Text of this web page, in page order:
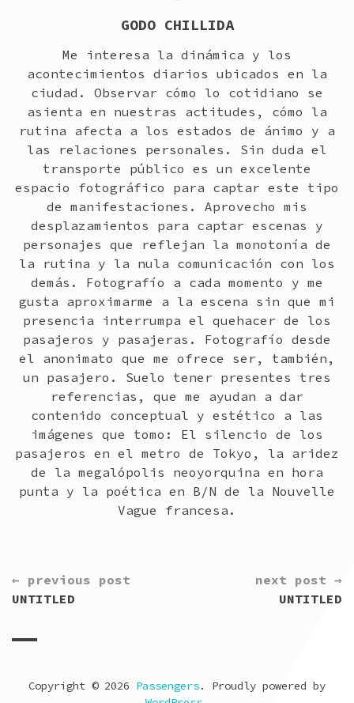
GODO CHILLIDA
Me interesa la dinámica y los
acontecimientos diarios ubicados en la
ciudad. Observar cómo lo cotidiano se
asienta en nuestras actitudes, cómo la
rutina afecta a los estados de ánimo y a
las relaciones personales. Sin duda el
transporte público es un excelente
espacio fotográfico para captar este tipo
de manifestaciones. Aprovecho mis
desplazamientos para captar escenas y
personajes que reflejan la monotonía de
la rutina y la nula comunicación con los
demás. Fotografío a cada momento y me
gusta aproximarme a la escena sin que mi
presencia interrumpa el quehacer de los
pasajeros y pasajeras. Fotografío desde
el anonimato que me ofrece ser, también,
un pasajero. Suelo tener presentes tres
referencias, que me ayudan a dar
contenido conceptual y estético a las
imágenes que tomo: El silencio de los
pasajeros en el metro de Tokyo, la aridez
de la megalópolis neoyorquina en hora
punta y la poética en B/N de la Nouvelle
Vague francesa.
CONTINUE
READING
← previous post
UNTITLED
next post →
UNTITLED
Copyright © 2026 Passengers. Proudly powered by